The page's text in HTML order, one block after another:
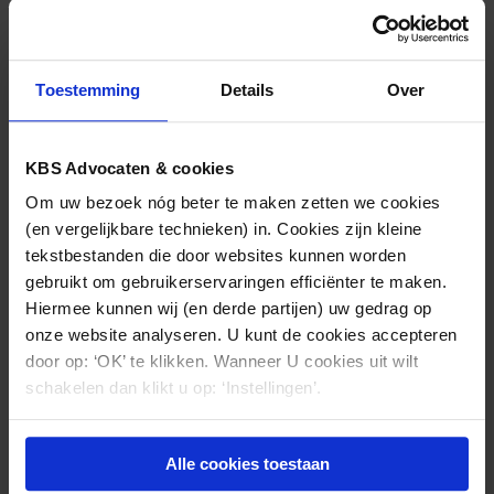
Toestemming Details Over
KBS Advocaten & cookies
Om uw bezoek nóg beter te maken zetten we cookies
(en vergelijkbare technieken) in. Cookies zijn kleine
tekstbestanden die door websites kunnen worden
gebruikt om gebruikerservaringen efficiënter te maken.
Hiermee kunnen wij (en derde partijen) uw gedrag op
onze website analyseren. U kunt de cookies accepteren
door op: ‘OK’ te klikken. Wanneer U cookies uit wilt
schakelen dan klikt u op: ‘Instellingen’.
Alle cookies toestaan
arbeidsovereenkomst wordt beëindigd wegens
langdurige ziekte van de werknemer, de werkgever
twee opties heeft tot beëindiging van de
uitkomst voor de hoogte van de transitievergoeding.
In het geval werkgever en werknemer na verstrijking
van de wachttijd (veelal 104 weken, of bij
loonsanctie +52 weken) de arbeidsovereenkomst
met wederzijds goedvinden beëindigen, heeft de
werknemer recht op een transitievergoeding,
berekend tot aan de dag waarop de werkgever
wegens arbeidsongeschiktheid van de werknemer
de arbeidsovereenkomst zou kunnen (doen)
beëindigen (de dag na ommekomst van de
de arbeidsovereenkomst via artikel 7:669 lid 3 onder